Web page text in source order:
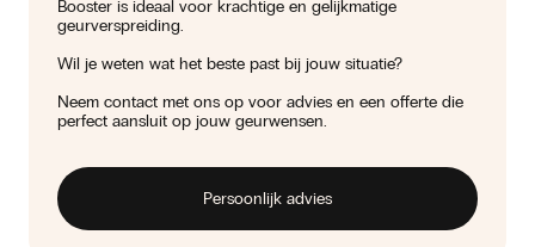
Booster is ideaal voor krachtige en gelijkmatige
geurverspreiding.
Wil je weten wat het beste past bij jouw situatie?
Neem contact met ons op voor advies en een offerte die
perfect aansluit op jouw geurwensen.
Persoonlijk advies